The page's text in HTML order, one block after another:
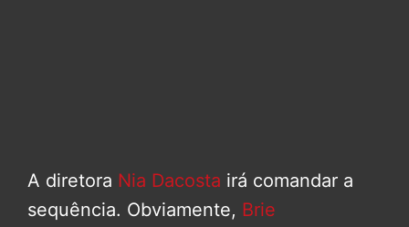
A diretora Nia Dacosta irá comandar a
sequência. Obviamente, Brie